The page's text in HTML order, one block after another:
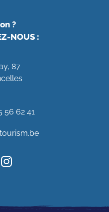
?
NOUS :
87
56 62 41